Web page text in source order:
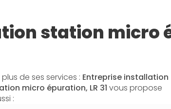
station micro
plus de ses services : Entreprise installation
micro épuration, LR 31 vous propose
: